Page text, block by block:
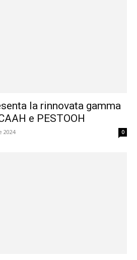
la rinnovata gamma
e PESTOOH
2024 0